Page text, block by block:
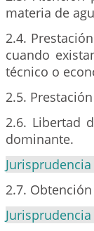
materia de
2.4.
cuando
técnico o
2.5.
2.6. Libertad
dominante.
2.7.